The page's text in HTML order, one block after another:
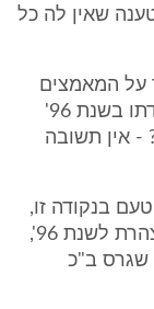
שאין לה כל
על המאמצים
המוגברים שהחל להשקיע פתאום בעבודתו בשנת 96'
- אין תשובה
בנקודה זו,
היא הטענה בענין היות אותה הכנסה מוצהרת לשנת 96',
שגרס ב"כ